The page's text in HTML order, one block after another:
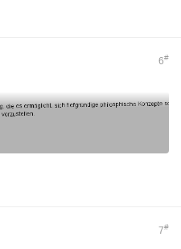
6#
7#